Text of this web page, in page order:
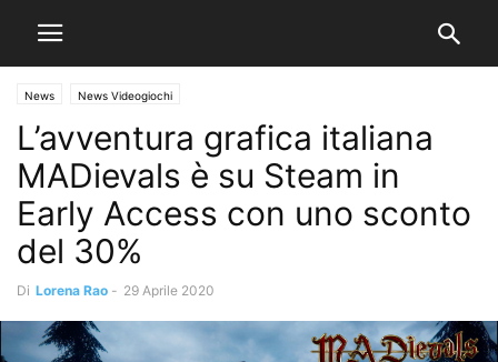
News News Videogiochi
L’avventura grafica italiana
MADievals è su Steam in
Early Access con uno sconto
del 30%
Di Lorena Rao - 29 Aprile 2020